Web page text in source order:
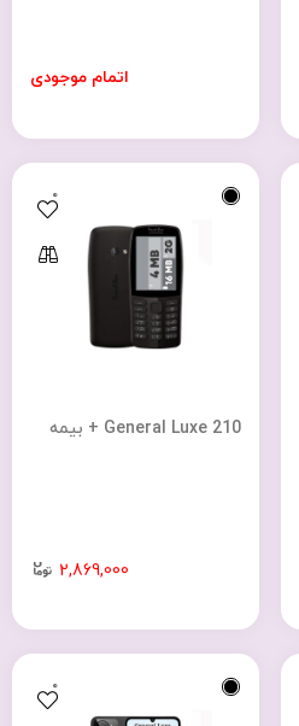
اتمام موجودی
General Luxe 210 + بیمه
2,869,000
0
0